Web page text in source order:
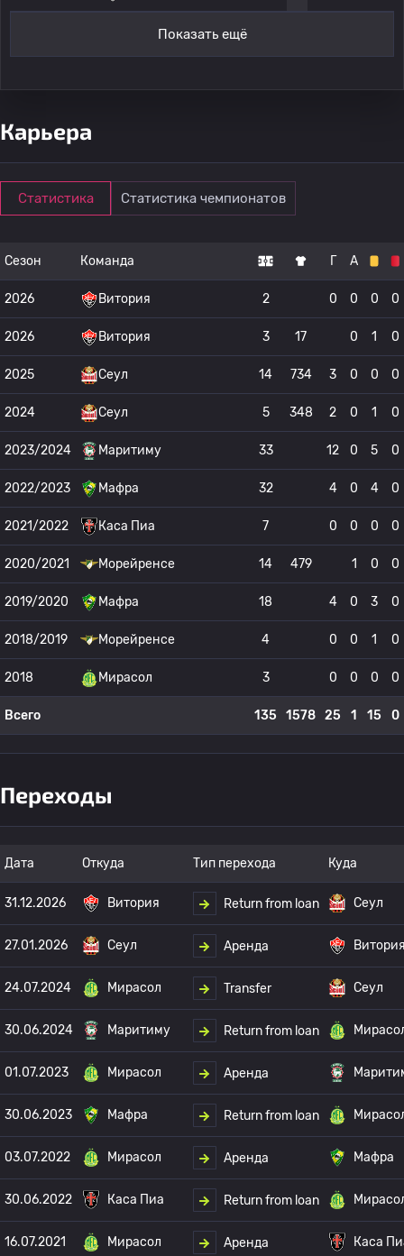
Показать ещё
Карьера
Статистика Статистика чемпионатов
Сезон Команда Г А
2026 Витория 2 0 0 0 0
2026 Витория 3 17 0 1 0
2025 Сеул 14 734 3 0 0 0
2024 Сеул 5 348 2 0 1 0
2023/2024 Маритиму 33 12 0 5 0
2022/2023 Мафра 32 4 0 4 0
2021/2022 Каса Пиа 7 0 0 0 0
2020/2021 Морейренсе 14 479 1 0 0
2019/2020 Мафра 18 4 0 3 0
2018/2019 Морейренсе 4 0 0 1 0
2018 Мирасол 3 0 0 0 0
Всего 135 1578 25 1 15 0
Переходы
Дата Откуда Тип перехода Куда
31.12.2026 Витория Return from loan Сеул
27.01.2026 Сеул Аренда
24.07.2024 Мирасол Transfer Сеул
30.06.2024 Маритиму Return from loan
01.07.2023 Мирасол Аренда
30.06.2023 Мафра Return from loan
03.07.2022 Мирасол Аренда Мафра
30.06.2022 Каса Пиа Return from loan
16.07.2021 Мирасол Аренда Каса